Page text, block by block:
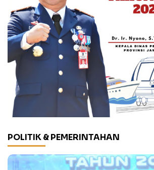
POLITIK & PEMERINTAHAN